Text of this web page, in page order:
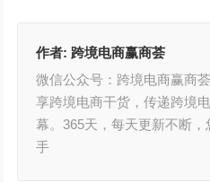
作者: 跨境电商赢商荟
微信公众号：跨境电商赢商
享跨境电商干货，传递跨境
幕。365天，每天更新不断
手